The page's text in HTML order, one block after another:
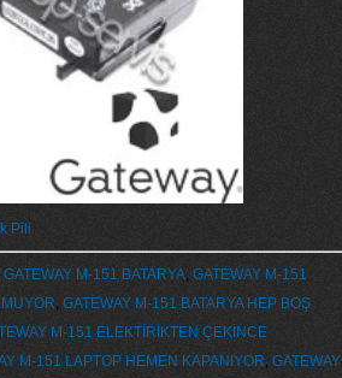
Pili
GATEWAY M-151 BATARYA, GATEWAY M-151
, GATEWAY M-151 BATARYA HEP BOŞ
M-151 ELEKTİRİKTEN ÇEKİNCE
M-151 LAPTOP HEMEN KAPANIYOR, GATEWAY